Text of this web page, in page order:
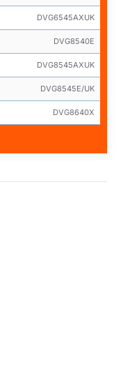
DVG6545AXUK
DVG8540E
DVG8545AXUK
DVG8545E/UK
DVG8640X